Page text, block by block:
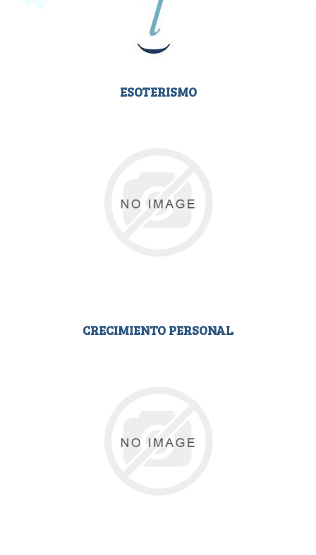
ESOTERISMO
CRECIMIENTO PERSONAL